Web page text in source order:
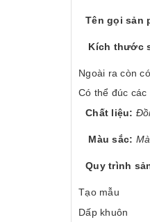
Tên gọi sản
Kích thước
Ngoài ra còn
Có thể đúc
Chất liệu:
Màu sắc:
Quy
Tạo mẫu
Dấp khuôn